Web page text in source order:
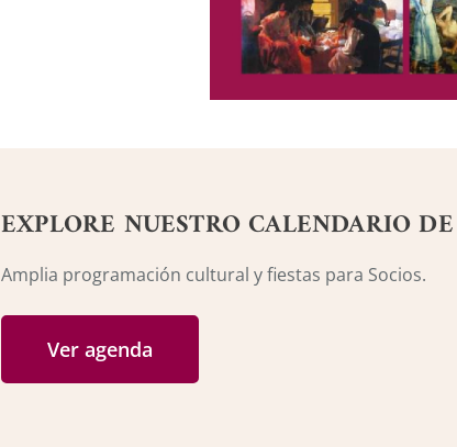
EXPLORE NUESTRO CALENDARIO
Amplia programación cultural y fiestas para Socios.
Ver agenda